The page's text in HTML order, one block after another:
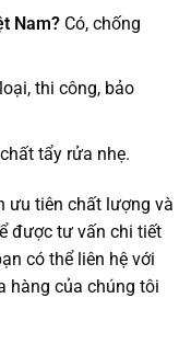
Nam?Có, chống
thi công, bảo
tẩy rửa nhẹ.
ưu tiên chất lượng và
được tư vấn chi tiết
có thể liên hệ với
hàng của chúng tôi